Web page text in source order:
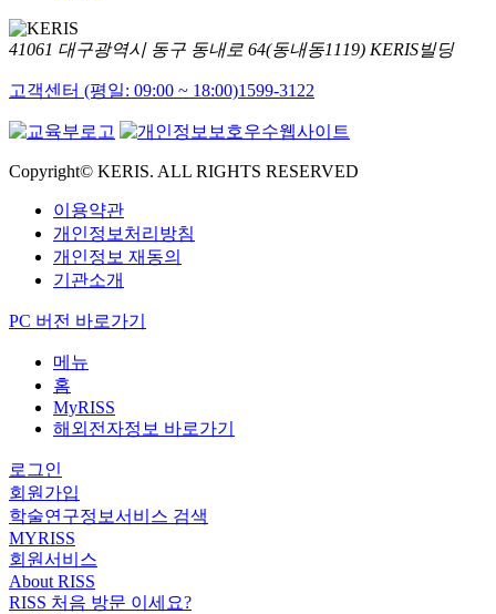
41061 대구광역시 동구 동내로 64(동내동1119) KERIS빌딩
고객센터 (평일: 09:00 ~ 18:00)1599-3122
Copyright© KERIS. ALL RIGHTS RESERVED
이용약관
개인정보처리방침
개인정보 재동의
기관소개
PC 버전 바로가기
메뉴
홈
MyRISS
해외전자정보 바로가기
로그인
회원가입
학술연구정보서비스 검색
MYRISS
회원서비스
About RISS
RISS 처음 방문 이세요?